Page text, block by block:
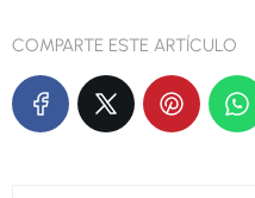
COMPARTE ESTE ARTÍCULO